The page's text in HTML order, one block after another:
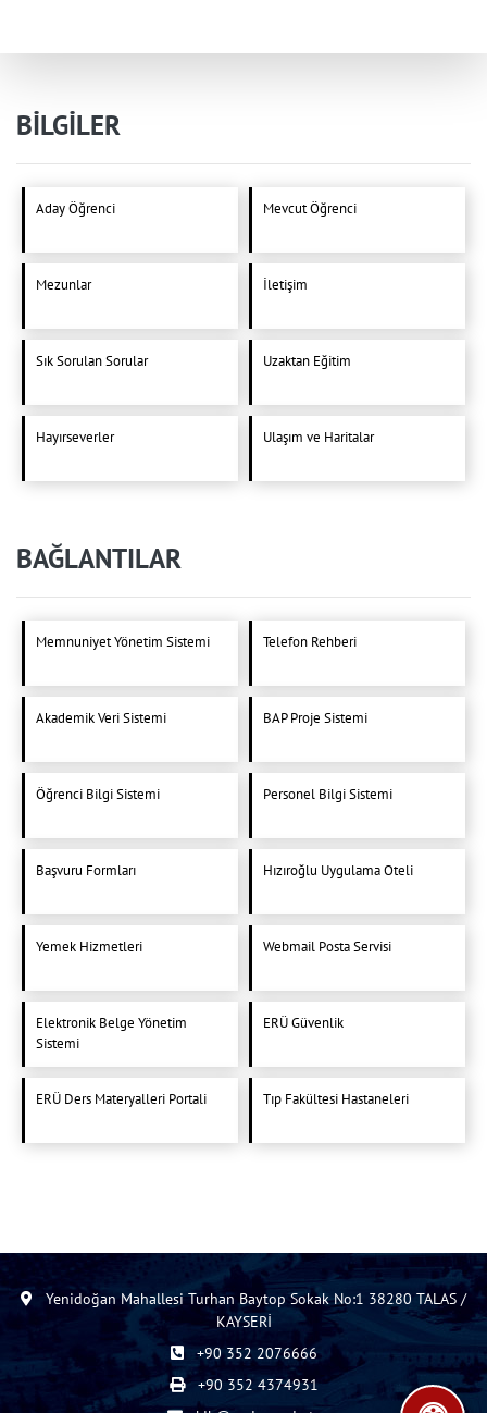
BİLGİLER
Aday Öğrenci Mevcut Öğrenci
Mezunlar İletişim
Sık Sorulan Sorular Uzaktan Eğitim
Hayırseverler Ulaşım ve Haritalar
BAĞLANTILAR
Memnuniyet Yönetim Sistemi Telefon Rehberi
Akademik Veri Sistemi BAP Proje Sistemi
Öğrenci Bilgi Sistemi Personel Bilgi Sistemi
Başvuru Formları Hızıroğlu Uygulama Oteli
Yemek Hizmetleri Webmail Posta Servisi
Elektronik Belge Yönetim
Sistemi
ERÜ Güvenlik
ERÜ Ders Materyalleri Portali Tıp Fakültesi Hastaneleri
Yenidoğan Mahallesi Turhan Baytop Sokak No:1 38280 TALAS /
KAYSERİ
+90 352 2076666
+90 352 4374931